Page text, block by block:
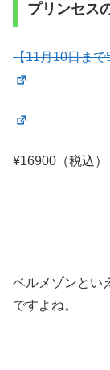
プリンセス
【11月10日まで
¥16900（税込）
ベルメゾンとい
ですよね。